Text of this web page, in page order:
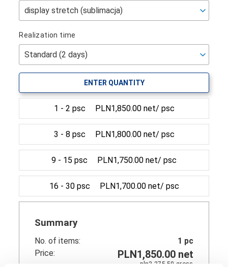
Realization time
ENTER QUANTITY
1 - 2 psc PLN1,850.00 net/ psc
3 - 8 psc PLN1,800.00 net/ psc
9 - 15 psc PLN1,750.00 net/ psc
16 - 30 psc PLN1,700.00 net/ psc
Summary
No. of items: 1 pc
Price:
PLN1,850.00net
pln2,275.50 gross